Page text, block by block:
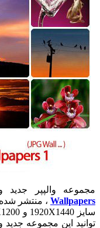
مجموعه والپپر جدید
Wallpapers
توانید این مجموعه جدید